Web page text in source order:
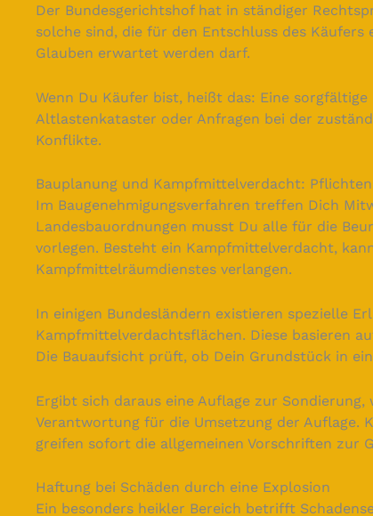
Der Bundesgerichtshof hat in ständiger
solche sind, die für den Entschluss des
Glauben erwartet werden darf.
Wenn Du Käufer bist, heißt das: Eine
Altlastenkataster oder Anfragen bei der
Konflikte.
Bauplanung und Kampfmittelverdacht:
Im Baugenehmigungsverfahren treffen Dich
Landesbauordnungen musst Du alle für die
vorlegen. Besteht ein Kampfmittelverdacht,
Kampfmittelräumdienstes verlangen.
In einigen Bundesländern existieren spezielle
Kampfmittelverdachtsflächen. Diese basieren
Die Bauaufsicht prüft, ob Dein Grundstück in
Ergibt sich daraus eine Auflage zur
Verantwortung für die Umsetzung der Auflage.
greifen sofort die allgemeinen Vorschriften zur
Haftung bei Schäden durch eine Explosion
Ein besonders heikler Bereich betrifft